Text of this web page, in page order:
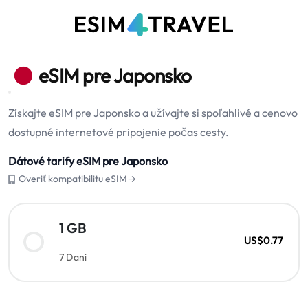
eSIM pre Japonsko
Získajte eSIM pre Japonsko a užívajte si spoľahlivé a cenovo
dostupné internetové pripojenie počas cesty.
Dátové tarify eSIM pre Japonsko
Overiť kompatibilitu eSIM→
1 GB
7 Dani
US$0.77